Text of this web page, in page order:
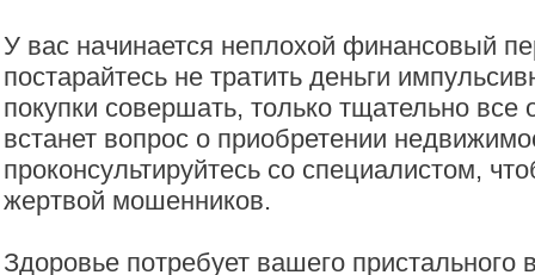
У вас начинается неплохой финансовый
постарайтесь не тратить деньги
покупки совершать, только тщательно
встанет вопрос о приобретении
проконсультируйтесь со специалистом,
жертвой мошенников.
Здоровье потребует вашего пристального